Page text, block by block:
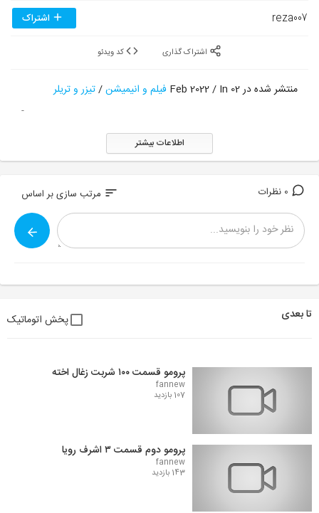
reza007 اشتراک
منتشر شده در 02 Feb 2022 / In فیلم و انیمیشن/تیزر و تریلر
-
اطلاعات بیشتر
sort مرتب سازی بر اساس
تا بعدی پخش اتوماتیک
پرومو قسمت ۱۰۰ شربت زغال اخته
fannew
107 بازدید
پرومو دوم قسمت ۳ اشرف رویا
fannew
143 بازدید